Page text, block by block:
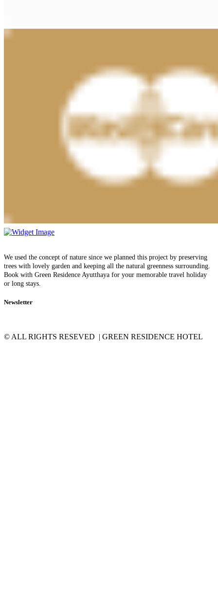
We used the concept of nature since we planned this project by preserving
trees with lovely garden and keeping all the natural greenness surrounding.
Book with Green Residence Ayutthaya for your memorable travel holiday
or long stays.
Newsletter
© ALL RIGHTS RESEVED | GREEN RESIDENCE HOTEL